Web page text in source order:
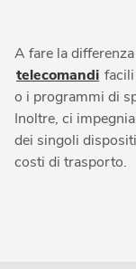
A fare la
telecomandi
o i programmi di
Inoltre, ci
dei singoli
costi di trasporto.